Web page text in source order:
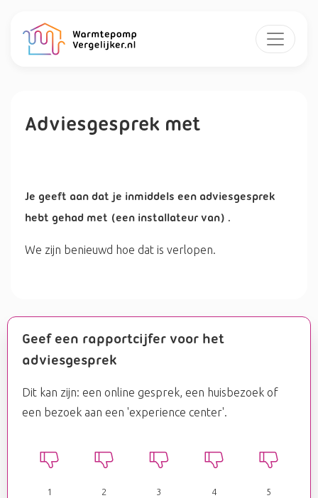
Adviesgesprek met
Je geeft aan dat je inmiddels een adviesgesprek
hebt gehad met (een installateur van) .
We zijn benieuwd hoe dat is verlopen.
Geef een rapportcijfer voor het
adviesgesprek
Dit kan zijn: een online gesprek, een huisbezoek of
een bezoek aan een 'experience center'.
1 2 3 4 5